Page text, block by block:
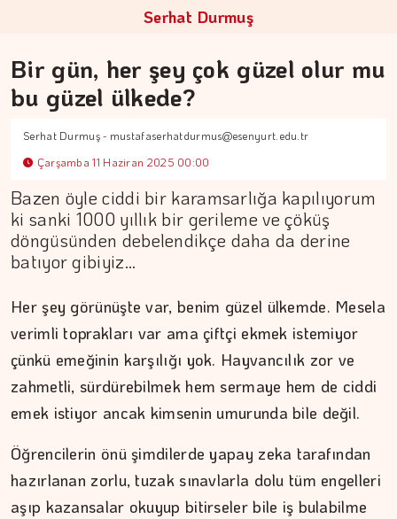
Serhat Durmuş
Bir gün, her şey çok güzel olur mu
bu güzel ülkede?
Serhat Durmuş- mustafaserhatdurmus@esenyurt.edu.tr
Çarşamba 11 Haziran 2025 00:00
Bazen öyle ciddi bir karamsarlığa kapılıyorum
ki sanki 1000 yıllık bir gerileme ve çöküş
döngüsünden debelendikçe daha da derine
batıyor gibiyiz…
Her şey görünüşte var, benim güzel ülkemde. Mesela
verimli toprakları var ama çiftçi ekmek istemiyor
çünkü emeğinin karşılığı yok. Hayvancılık zor ve
zahmetli, sürdürebilmek hem sermaye hem de ciddi
emek istiyor ancak kimsenin umurunda bile değil.
Öğrencilerin önü şimdilerde yapay zeka tarafından
hazırlanan zorlu, tuzak sınavlarla dolu tüm engelleri
aşıp kazansalar okuyup bitirseler bile iş bulabilme
Yoğunluktan kaçarken yoğunlaştırdığımız…